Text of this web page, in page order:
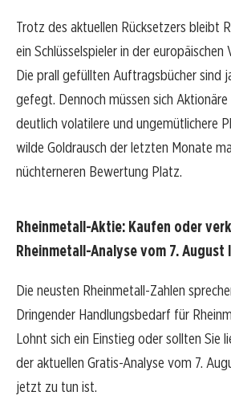
Trotz des aktuellen Rücksetzers bleibt
ein Schlüsselspieler in der
Die prall gefüllten Auftragsbücher sind
gefegt. Dennoch müssen sich
deutlich volatilere und ungemütlichere
wilde Goldrausch der letzten Monate
nüchterneren Bewertung Platz.
Rheinmetall-Aktie: Kaufen oder
Rheinmetall-Analyse vom 7.
Die neusten Rheinmetall-Zahlen
Dringender Handlungsbedarf für
Lohnt sich ein Einstieg oder sollten Sie
der aktuellen Gratis-Analyse vom 7.
jetzt zu tun ist.